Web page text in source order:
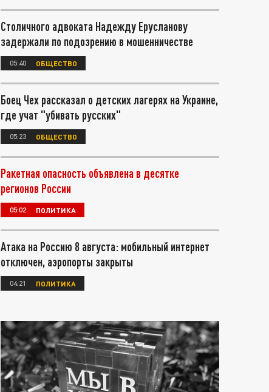
Столичного адвоката Надежду Ерусланову
задержали по подозрению в мошенничестве
05:40 ОБЩЕСТВО
Боец Чех рассказал о детских лагерях на Украине,
где учат "убивать русских"
05:23 ОБЩЕСТВО
Ракетная опасность объявлена в десятке
регионов России
05:02 ПОЛИТИКА
Атака на Россию 8 августа: мобильный интернет
отключен, аэропорты закрыты
04:21 ПОЛИТИКА